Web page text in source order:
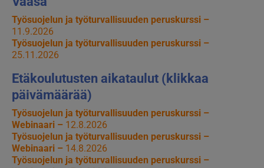
Työsuojelun ja työturvallisuuden peruskurssi –
11.9.2026
Työsuojelun ja työturvallisuuden peruskurssi –
25.11.2026
Etäkoulutusten aikataulut (klikkaa
päivämäärää)
Työsuojelun ja työturvallisuuden peruskurssi –
Webinaari – 12.8.2026
Työsuojelun ja työturvallisuuden peruskurssi –
Webinaari – 14.8.2026
Työsuojelun ja työturvallisuuden peruskurssi –